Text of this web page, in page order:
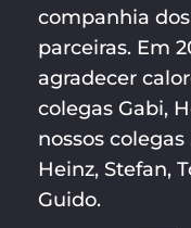
companhia
parceiras. Em
agradecer
colegas Gabi,
nossos
Heinz, Stefan,
Guido.